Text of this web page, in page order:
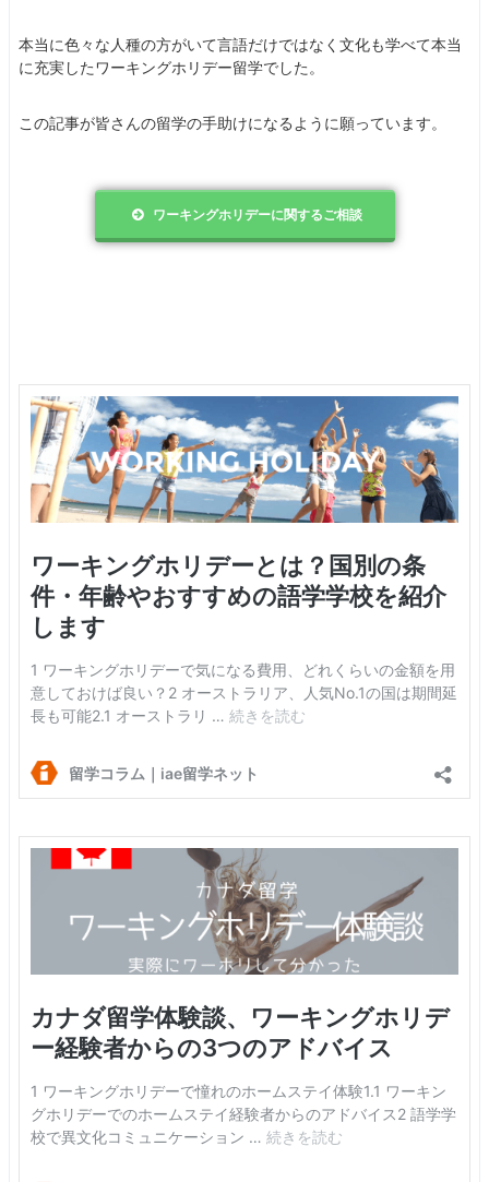
本当に色々な人種の方がいて言語だけではなく文化も学べて本当
に充実したワーキングホリデー留学でした。
この記事が皆さんの留学の手助けになるように願っています。
ワーキングホリデーに関するご相談